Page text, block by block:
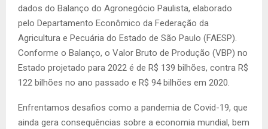
dados do Balanço do Agronegócio Paulista, elaborado
pelo Departamento Econômico da Federação da
Agricultura e Pecuária do Estado de São Paulo (FAESP).
Conforme o Balanço, o Valor Bruto de Produção (VBP) no
Estado projetado para 2022 é de R$ 139 bilhões, contra R$
122 bilhões no ano passado e R$ 94 bilhões em 2020.
Enfrentamos desafios como a pandemia de Covid-19, que
ainda gera consequências sobre a economia mundial, bem